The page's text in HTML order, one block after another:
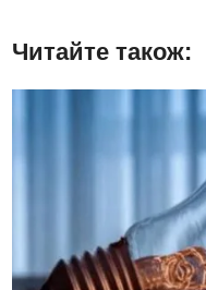
Читайте також: